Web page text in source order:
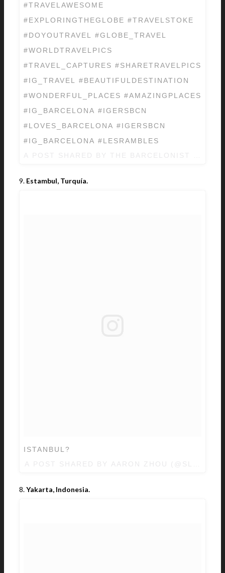
#TRAVELAWESOME
#EXPLORINGTHEGLOBE #TRAVELSTOKE
#DOYOUTRAVEL #GLOBE_TRAVEL
#WORLDTRAVELPICS
#TRAVEL_CAPTURES #SHARETRAVELPICS
#IG_TRAVEL #BEAUTIFULDESTINATION
#WONDERFUL_PLACES #AMAZINGPLACES
#IG_BARCELONA #IGERSBCN
#LOVES_BARCELONA #IGERSBCN
#IG_BARCELONA #LESRAMBLES
9. Estambul, Turquía.
ISTANBUL?
8.Yakarta, Indonesia.